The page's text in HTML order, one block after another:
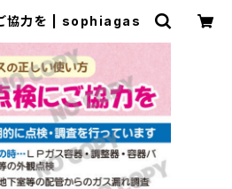
協力を | sophiagas